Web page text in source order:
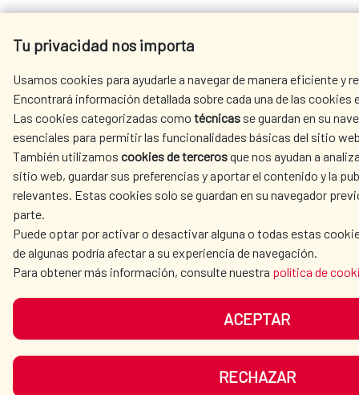
Tu privacidad nos importa
Usamos cookies para ayudarle a navegar de manera eficiente y
Encontrará información detallada sobre cada una de las cookies
Las cookies categorizadas como técnicas se guardan en su
esenciales para permitir las funcionalidades básicas del sitio
También utilizamos cookies de tercerosque nos ayudan a
sitio web, guardar sus preferencias y aportar el contenido y la
relevantes. Estas cookies solo se guardan en su navegador
parte.
Puede optar por activar o desactivar alguna o todas estas
de algunas podría afectar a su experiencia de navegación.
Para obtener más información, consulte nuestra política de
ACEPTAR
RECHAZAR